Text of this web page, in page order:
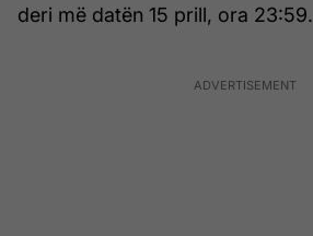
deri më datën 15 prill, ora 23:59.